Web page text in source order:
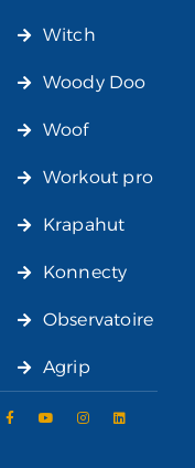
Witch
Woody Doo
Woof
Workout pro
Krapahut
Konnecty
Observatoire
Agrip